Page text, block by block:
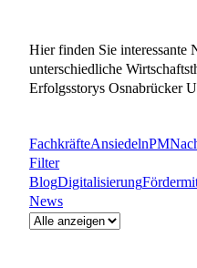
Hier finden Sie interessante
unterschiedliche
Erfolgsstorys Osnabrücker
FachkräfteAnsiedelnPM
Filter
BlogDigitalisierung
News